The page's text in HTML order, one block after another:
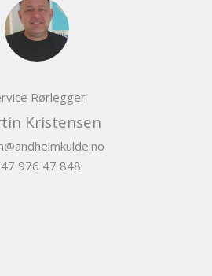
Rørlegger
Kristensen
976 47 848